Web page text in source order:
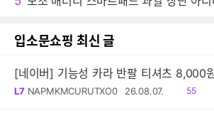
입소문쇼핑 최신 글
[네이버] 기능성 카라 반팔 티셔츠 8,000
L7 NAPMKMCURUTXO0 26.08.07.
읽
55